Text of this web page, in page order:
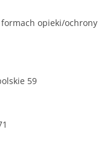
formach opieki/ochrony
59